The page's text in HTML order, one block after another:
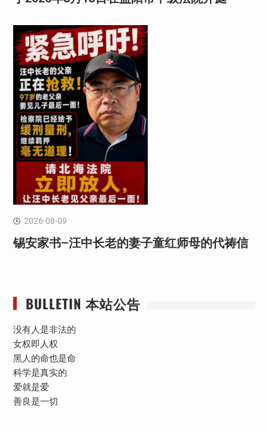
2026-08-09
锡安家书–汪中长老的妻子童红⁩师母的代祷信
BULLETIN 本站公告
没有人是非法的
女权即人权
黑人的命也是命
科学是真实的
爱就是爱
善良是一切